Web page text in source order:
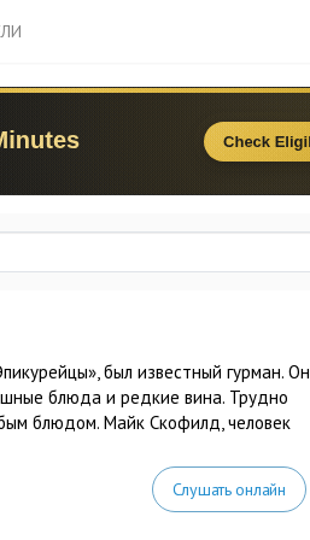
был известный гурман. Он
блюда и редкие вина. Трудно
блюдом. Майк Скофилд, человек
Слушать онлайн